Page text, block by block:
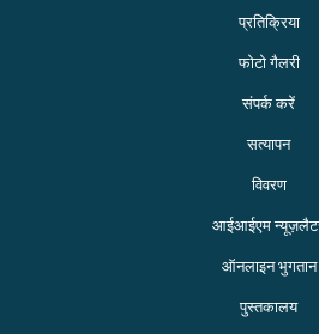
प्रतिक्रिया
फोटो गैलरी
संपर्क करें
सत्यापन
विवरण
आईआईएम
ऑनलाइन भुगतान
पुस्तकालय